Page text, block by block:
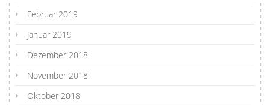
Februar 2019
Januar 2019
Dezember 2018
November 2018
Oktober 2018